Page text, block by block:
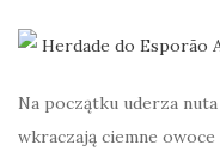
Na początku uderza
wkraczają ciemne